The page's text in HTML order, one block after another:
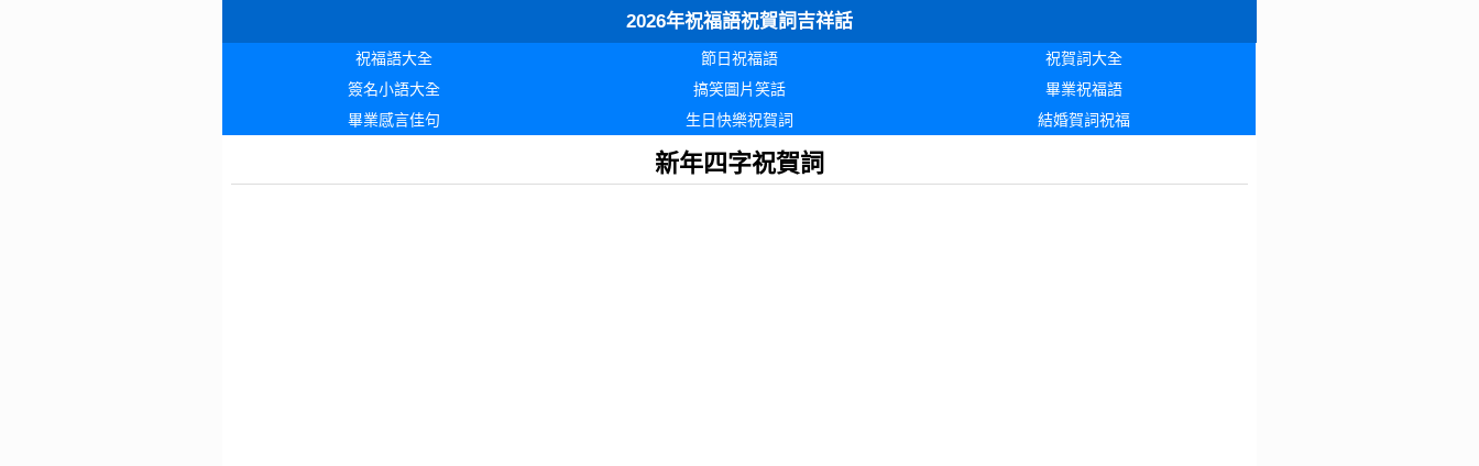
2026年祝福語祝賀詞吉祥話
祝福語大全 節日祝福語
祝賀詞大全
簽名小語大全
搞笑圖片笑話
畢業祝福語
畢業感言佳句
生日快樂祝賀詞 結婚賀詞祝福
新年四字祝賀詞